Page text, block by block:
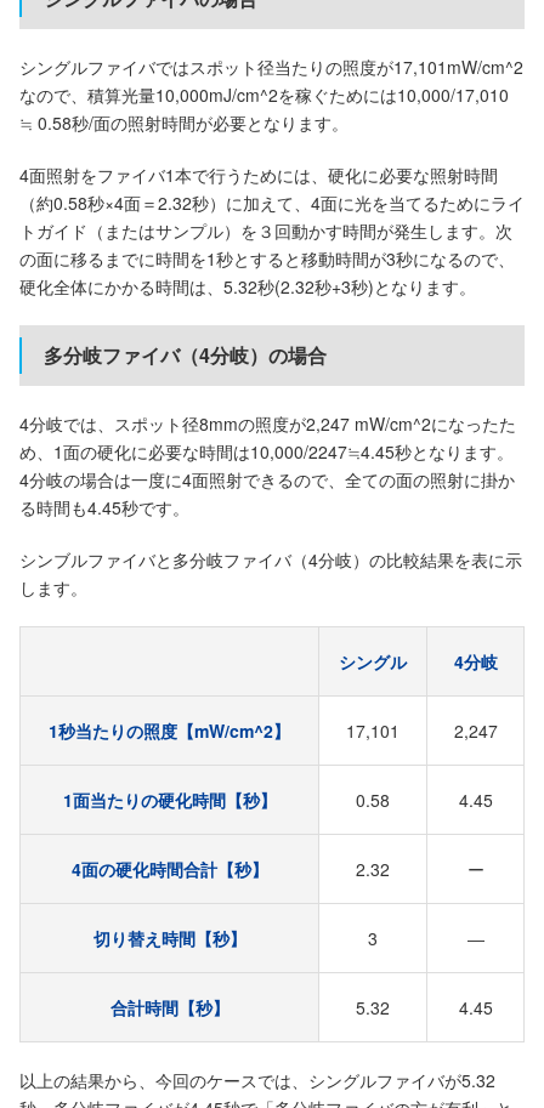
シングルファイバではスポット径当たりの照度が17,101mW/cm^2
なので、積算光量10,000mJ/cm^2を稼ぐためには10,000/17,010
≒ 0.58秒/面の照射時間が必要となります。
4面照射をファイバ1本で行うためには、硬化に必要な照射時間
（約0.58秒×4面＝2.32秒）に加えて、4面に光を当てるためにライ
トガイド（またはサンプル）を３回動かす時間が発生します。次
の面に移るまでに時間を1秒とすると移動時間が3秒になるので、
硬化全体にかかる時間は、5.32秒(2.32秒+3秒)となります。
多分岐ファイバ（4分岐）の場合
4分岐では、スポット径8mmの照度が2,247 mW/cm^2になったた
め、1面の硬化に必要な時間は10,000/2247≒4.45秒となります。
4分岐の場合は一度に4面照射できるので、全ての面の照射に掛か
る時間も4.45秒です。
シンブルファイバと多分岐ファイバ（4分岐）の比較結果を表に示
します。
シングル 4分岐
1秒当たりの照度【mW/cm^2】 17,101 2,247
1面当たりの硬化時間【秒】 0.58 4.45
4面の硬化時間合計【秒】 2.32 ー
切り替え時間【秒】 3 ―
合計時間【秒】 5.32 4.45
以上の結果から、今回のケースでは、シングルファイバが5.32